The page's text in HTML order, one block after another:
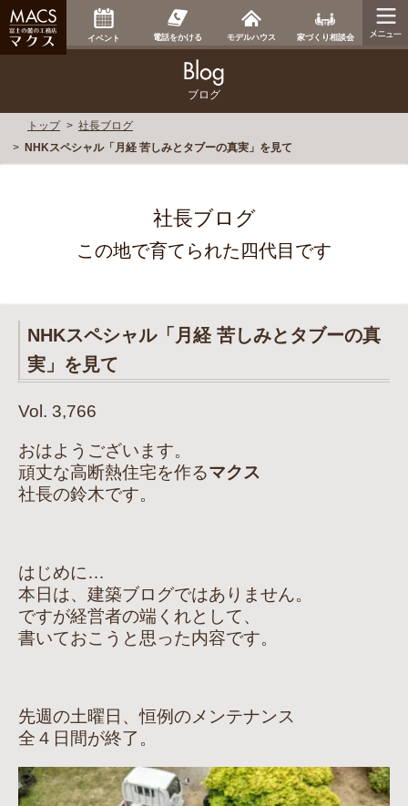
イベント 電話をかける モデルハウス 家づくり相談会
ブログ
トップ
社長ブログ
NHKスペシャル「月経 苦しみとタブーの真実」を見て
社長ブログ
この地で育てられた四代目です
NHKスペシャル「月経 苦しみとタブーの真
実」を見て
Vol. 3,766
おはようございます。
頑丈な高断熱住宅を作るマクス
社長の鈴木です。
はじめに…
本日は、建築ブログではありません。
ですが経営者の端くれとして、
書いておこうと思った内容です。
先週の土曜日、恒例のメンテナンス
全４日間が終了。